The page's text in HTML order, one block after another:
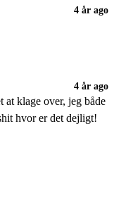
4 år ago
4 år ago
klage over, jeg både
hvor er det dejligt!